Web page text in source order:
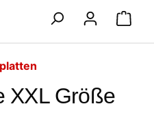
XXL Größe